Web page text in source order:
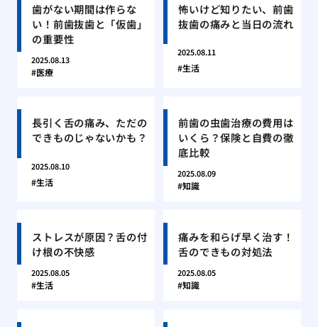
歯がない期間は作らな
い！前歯抜歯と「仮歯」
の重要性
2025.08.13
医療
怖いけど知りたい、前歯
抜歯の痛みと当日の流れ
2025.08.11
生活
長引く舌の痛み、ただの
できものじゃないかも？
2025.08.10
生活
前歯の虫歯治療の費用は
いくら？保険と自費の徹
底比較
2025.08.09
知識
ストレスが原因？舌の付
け根の不快感
2025.08.05
生活
痛みを和らげ早く治す！
舌のできもの対処法
2025.08.05
知識